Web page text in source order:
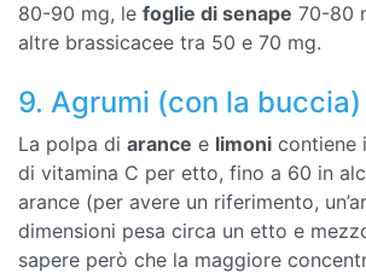
80-90 mg, le foglie di senape 70-80
altre brassicacee tra 50 e 70 mg.
9. Agrumi (con la buccia)
La polpa di arance e limoni contiene
di vitamina C per etto, fino a 60 in
arance (per avere un riferimento,
dimensioni pesa circa un etto e
sapere però che la maggiore